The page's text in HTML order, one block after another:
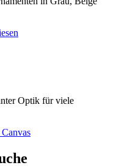
Optik für viele